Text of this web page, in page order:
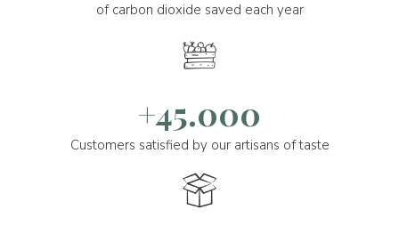
of carbon dioxide saved each year
+45.000
Customers satisfied by our artisans of taste